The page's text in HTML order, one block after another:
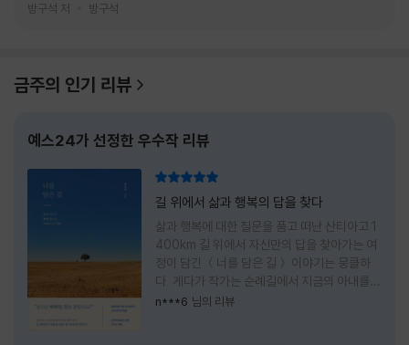
방구석 저 방구석
금주의 인기 리뷰
예스24가 선정한 우수작 리뷰
길 위에서 삶과 행복의 답을 찾다
삶과 행복에 대한 질문을 품고 떠난 산티아고 1
400km 길 위에서 자신만의 답을 찾아가는 여
정이 담긴 ＜너를 담은 길＞ 이야기는 뭉클하
다. 게다가 작가는 순례길에서 지금의 아내를
만나 여행 로맨스의 정석인 '비포 선라이즈'를
n***6 님의 리뷰